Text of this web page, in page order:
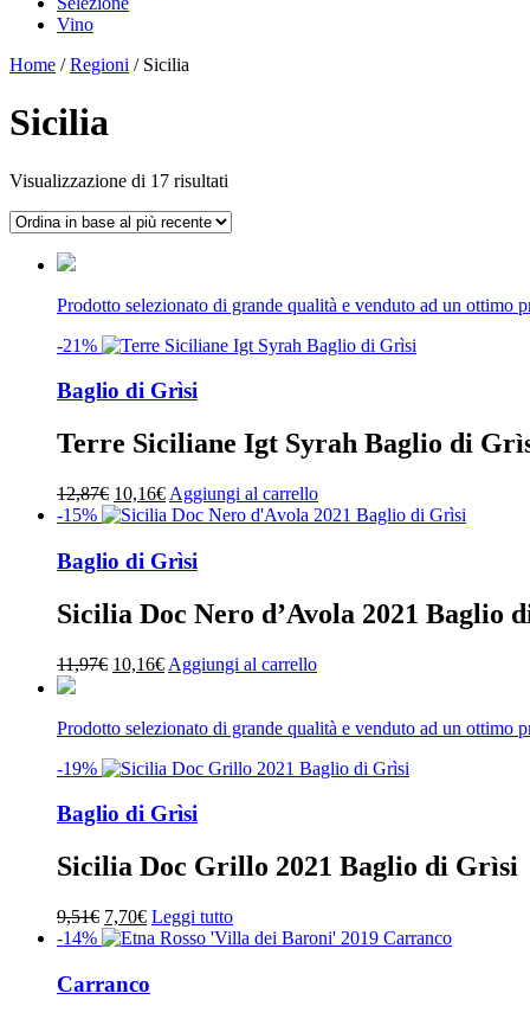
Vino
Home /Regioni / Sicilia
Sicilia
Visualizzazione di 17 risultati
Prodotto selezionato di grande qualità e venduto ad un ottimo
-21%
Baglio di Grìsi
Terre Siciliane Igt Syrah Baglio di
12,87€ Il
prezzo
era:
12,87€.
10,16€Il
prezzo
è:
10,16€.
Aggiungi al carrello
-15%
Baglio di Grìsi
Sicilia Doc Nero d’Avola 2021 Baglio
11,97€ Il
era:
10,16€Il
è:
Aggiungi al carrello
Prodotto selezionato di grande qualità e venduto ad un ottimo
-19%
Baglio di Grìsi
Sicilia Doc Grillo 2021 Baglio di Grìsi
9,51€ Il
prezzo
era:
9,51€.
7,70€Il
prezzo
è:
7,70€.
Leggi tutto
-14%
Carranco